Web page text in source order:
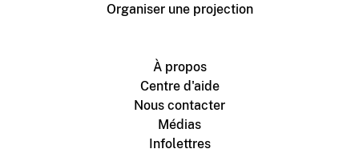
Organiser une projection
À propos
Centre d'aide
Nous contacter
Médias
Infolettres